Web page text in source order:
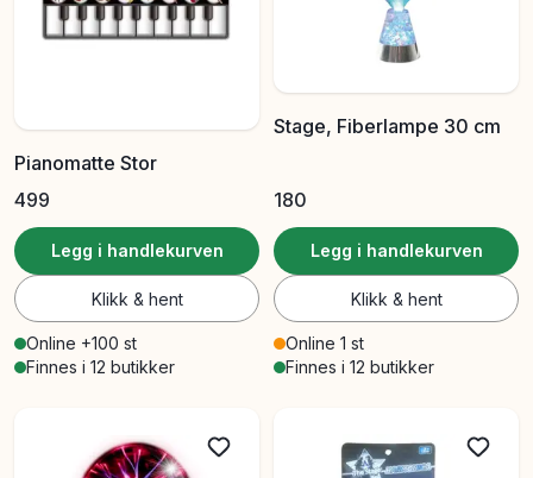
Pianomatte Stor
499
Legg i handlekurven
Klikk & hent
Online +100 st
Finnes i 12 butikker
Stage, Fiberlampe 30 cm
180
Legg i handlekurven
Klikk & hent
Online 1 st
Finnes i 12 butikker